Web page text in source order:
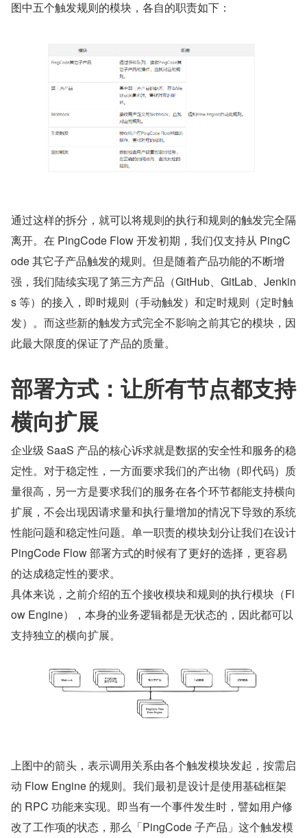
图中五个触发规则的模块，各自的职责如下：
通过这样的拆分，就可以将规则的执行和规则的触发完全隔
离开。在 PingCode Flow 开发初期，我们仅支持从 PingC
ode 其它子产品触发的规则。但是随着产品功能的不断增
强，我们陆续实现了第三方产品（GitHub、GitLab、Jenkin
s 等）的接入，即时规则（手动触发）和定时规则（定时触
发）。而这些新的触发方式完全不影响之前其它的模块，因
此最大限度的保证了产品的质量。
部署方式：让所有节点都支持
横向扩展
企业级 SaaS 产品的核心诉求就是数据的安全性和服务的稳
定性。对于稳定性，一方面要求我们的产出物（即代码）质
量很高，另一方是要求我们的服务在各个环节都能支持横向
扩展，不会出现因请求量和执行量增加的情况下导致的系统
性能问题和稳定性问题。单一职责的模块划分让我们在设计
PingCode Flow 部署方式的时候有了更好的选择，更容易
的达成稳定性的要求。
具体来说，之前介绍的五个接收模块和规则的执行模块（Fl
ow Engine），本身的业务逻辑都是无状态的，因此都可以
支持独立的横向扩展。
上图中的箭头，表示调用关系由各个触发模块发起，按需启
动 Flow Engine 的规则。我们最初是设计是使用基础框架
的 RPC 功能来实现。即当有一个事件发生时，譬如用户修
改了工作项的状态，那么「PingCode 子产品」这个触发模